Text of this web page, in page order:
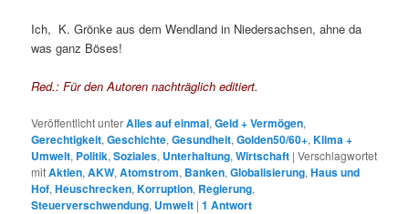
Ich, K. Grönke aus dem Wendland in Niedersachsen, ahne da
was ganz Böses!
Red.: Für den Autoren nachträglich editiert.
Veröffentlicht unterAlles auf einmal,Geld + Vermögen,
Gerechtigkeit,Geschichte,Gesundheit,Golden50/60+,Klima +
Umwelt, Politik,Soziales, Unterhaltung,Wirtschaft |Verschlagwortet
mitAktien,AKW,Atomstrom, Banken,Globalisierung,Haus und
Hof,Heuschrecken,Korruption, Regierung,
Steuerverschwendung, Umwelt |1 Antwort